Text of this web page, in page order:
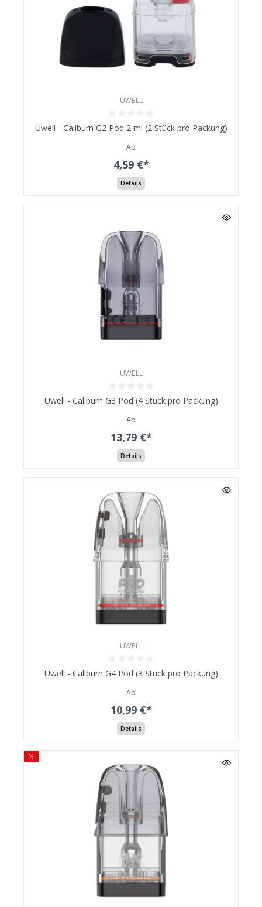
UWELL
Uwell - Caliburn G2 Pod 2 ml (2 Stück pro Packung)
Ab
4,59 €*
Details
UWELL
Uwell - Caliburn G3 Pod (4 Stück pro Packung)
Ab
13,79 €*
Details
UWELL
Uwell - Caliburn G4 Pod (3 Stück pro Packung)
Ab
10,99 €*
Details
%